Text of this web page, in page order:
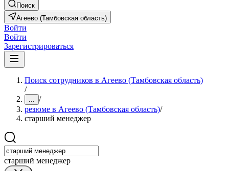
Поиск
Агеево (Тамбовская область)
Войти
Войти
Зарегистрироваться
Поиск сотрудников в Агеево (Тамбовская область)
/
... /
резюме в Агеево (Тамбовская область)/
старший менеджер
старший менеджер